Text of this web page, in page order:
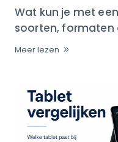
Wat kun je met
soorten, formaten
Meer lezen